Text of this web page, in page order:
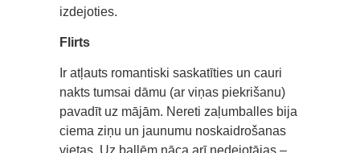
izdejoties.
Flirts
Ir atļauts romantiski saskatīties un cauri
nakts tumsai dāmu (ar viņas piekrišanu)
pavadīt uz mājām. Nereti zaļumballes bija
ciema ziņu un jaunumu noskaidrošanas
vietas. Uz ballēm nāca arī nedejotājas –